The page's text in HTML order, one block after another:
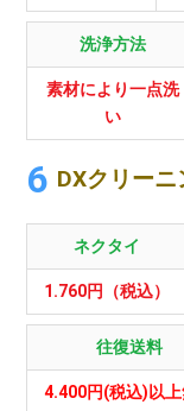
洗浄方法
素材により一点洗
い
DXクリー
ネクタイ
1.760円（税込）
往復送料
4.400円(税込)以